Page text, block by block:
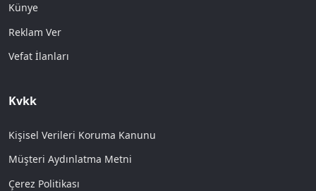
Künye
Reklam Ver
Vefat İlanları
Kvkk
Kişisel Verileri Koruma Kanunu
Müşteri Aydınlatma Metni
Çerez Politikası